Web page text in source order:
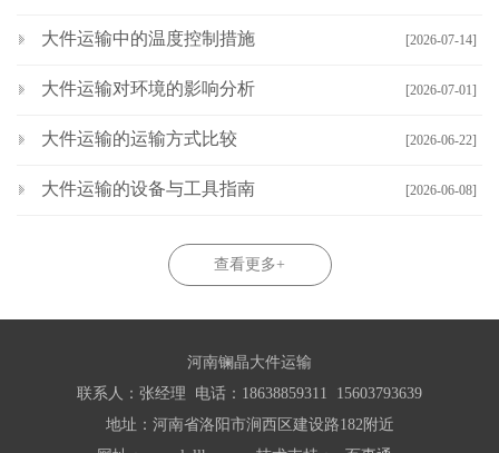
[2026-07-14]
大件运输中的温度控制措施
[2026-07-01]
大件运输对环境的影响分析
[2026-06-22]
大件运输的运输方式比较
[2026-06-08]
大件运输的设备与工具指南
查看更多+
河南镧晶大件运输
联系人：张经理 电话：18638859311 15603793639
地址：河南省洛阳市涧西区建设路182附近